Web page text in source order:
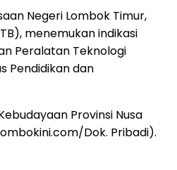
Negeri Lombok Timur,
menemukan indikasi
Peralatan Teknologi
Pendidikan dan